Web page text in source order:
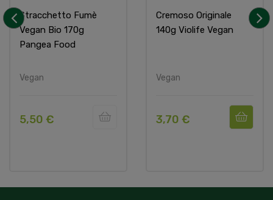
Stracchetto Fumè
Vegan Bio 170g
Pangea Food
Vegan
5,50 €
Cremoso Originale
140g Violife Vegan
Vegan
3,70 €